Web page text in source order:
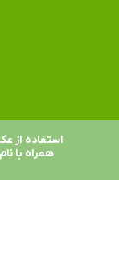
استفاده از
همراه با